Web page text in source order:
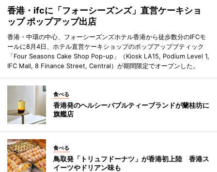
香港・ifcに「フォーシーズンズ」直営ケーキショ
ップ ポップアップ出店
香港・中環の中心、フォーシーズンズホテル香港から徒歩数分のIFCモ
ールに8月4日、ホテル直営ケーキショップのポップアップブティック
「Four Seasons Cake Shop Pop-up」（Kiosk LA15, Podium Level 1,
IFC Mall, 8 Finance Street, Central）が期間限定でオープンした。
食べる
香港発のヘルシーバブルティーブランドが蘭桂坊に
旗艦店
食べる
鳥取発「トリュフドーナツ」が香港初上陸 香港ス
イーツやドリアン味も